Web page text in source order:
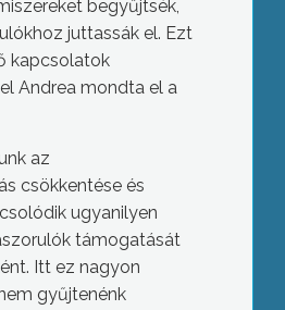
begyűjtsék,
juttassák el. Ezt
kapcsolatok
Andrea mondta el a
az
csökkentése és
ugyanilyen
támogatását
Itt ez nagyon
gyűjtenénk